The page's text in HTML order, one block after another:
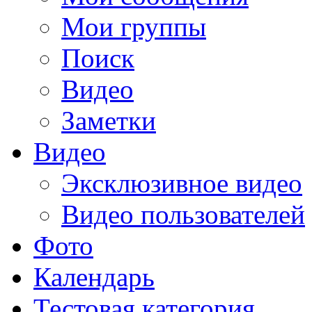
Мои группы
Поиск
Видео
Заметки
Видео
Эксклюзивное видео
Видео пользователей
Фото
Календарь